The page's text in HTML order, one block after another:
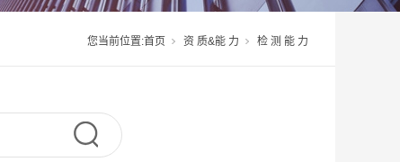
您当前位置:首页 资 质&能 力 检 测 能 力